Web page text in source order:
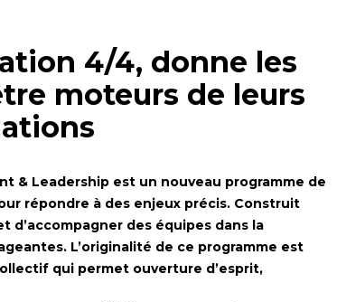
4/4, donne les
moteurs de leurs
& Leadership est un nouveau programme de
répondre à des enjeux précis. Construit
d’accompagner des équipes dans la
L’originalité de ce programme est
qui permet ouverture d’esprit,